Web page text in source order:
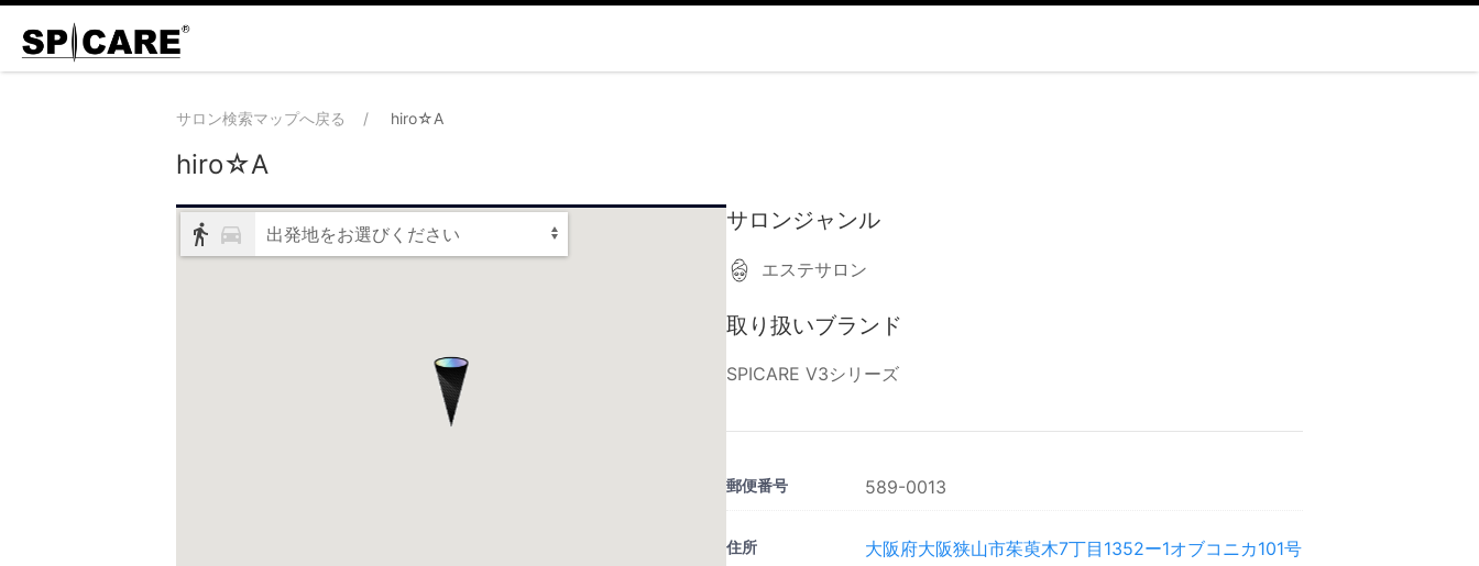
サロン検索マップへ戻る hiro☆A
hiro☆A
出発地をお選びください
サロンジャンル
エステサロン
取り扱いブランド
SPICARE V3シリーズ
郵便番号 589-0013
住所 大阪府大阪狭山市茱萸木7丁目1352ー1オブコニカ101号